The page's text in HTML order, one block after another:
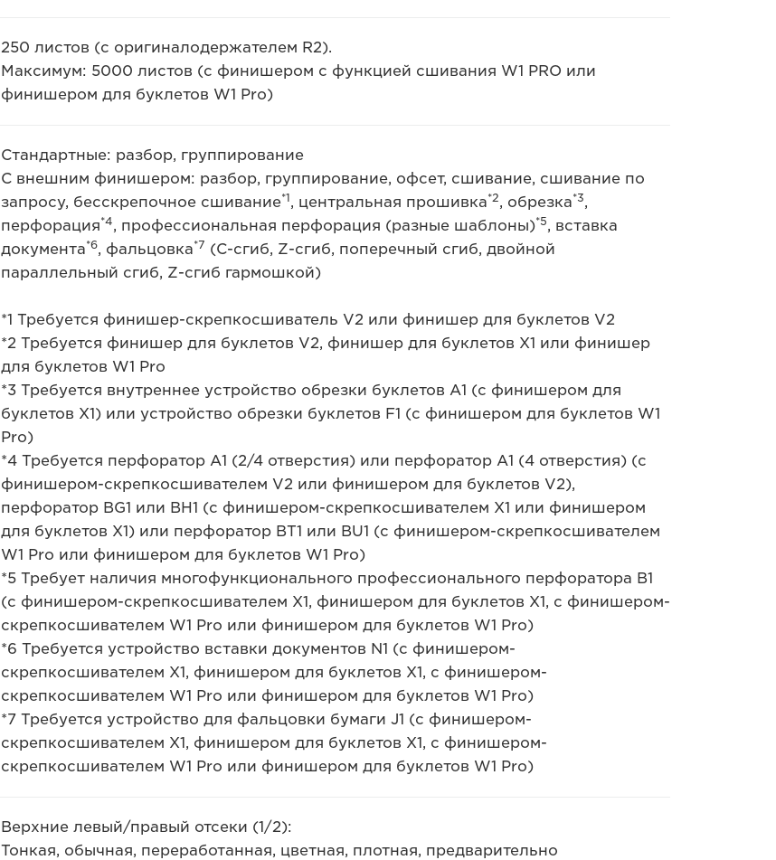
250 листов (с оригиналодержателем R2).
Максимум: 5000 листов (с финишером с функцией сшивания W1 PRO или
финишером для буклетов W1 Pro)
Стандартные: разбор, группирование
С внешним финишером: разбор, группирование, офсет, сшивание, сшивание по
запросу, бесскрепочное сшивание*1, центральная прошивка*2, обрезка*3,
перфорация*4, профессиональная перфорация (разные шаблоны)*5, вставка
документа*6, фальцовка*7 (C-сгиб, Z-сгиб, поперечный сгиб, двойной
параллельный сгиб, Z-сгиб гармошкой)
*1 Требуется финишер-скрепкосшиватель V2 или финишер для буклетов V2
*2 Требуется финишер для буклетов V2, финишер для буклетов X1 или финишер
для буклетов W1 Pro
*3 Требуется внутреннее устройство обрезки буклетов A1 (с финишером для
буклетов X1) или устройство обрезки буклетов F1 (с финишером для буклетов W1
Pro)
*4 Требуется перфоратор A1 (2/4 отверстия) или перфоратор A1 (4 отверстия) (с
финишером-скрепкосшивателем V2 или финишером для буклетов V2),
перфоратор BG1 или BH1 (с финишером-скрепкосшивателем X1 или финишером
для буклетов X1) или перфоратор BT1 или BU1 (с финишером-скрепкосшивателем
W1 Pro или финишером для буклетов W1 Pro)
*5 Требует наличия многофункционального профессионального перфоратора B1
(с финишером-скрепкосшивателем X1, финишером для буклетов X1, с финишером-
скрепкосшивателем W1 Pro или финишером для буклетов W1 Pro)
*6 Требуется устройство вставки документов N1 (с финишером-
скрепкосшивателем X1, финишером для буклетов X1, с финишером-
скрепкосшивателем W1 Pro или финишером для буклетов W1 Pro)
*7 Требуется устройство для фальцовки бумаги J1 (с финишером-
скрепкосшивателем X1, финишером для буклетов X1, с финишером-
скрепкосшивателем W1 Pro или финишером для буклетов W1 Pro)
Верхние левый/правый отсеки (1/2):
Тонкая, обычная, переработанная, цветная, плотная, предварительно